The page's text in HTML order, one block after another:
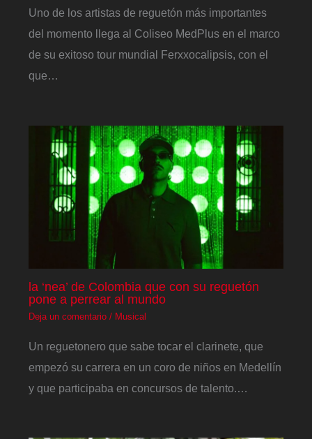
Uno de los artistas de reguetón más importantes
del momento llega al Coliseo MedPlus en el marco
de su exitoso tour mundial Ferxxocalipsis, con el
que…
la ‘nea’ de Colombia que con su reguetón
pone a perrear al mundo
Deja un comentario / Musical
Un reguetonero que sabe tocar el clarinete, que
empezó su carrera en un coro de niños en Medellín
y que participaba en concursos de talento.…